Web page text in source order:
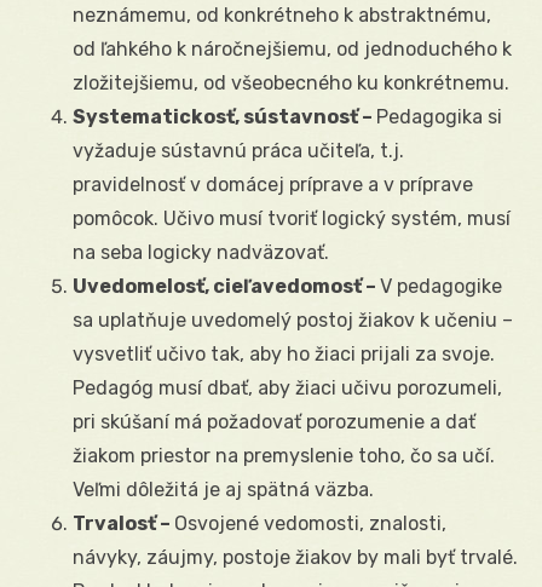
neznámemu, od konkrétneho k abstraktnému,
od ľahkého k náročnejšiemu, od jednoduchého k
zložitejšiemu, od všeobecného ku konkrétnemu.
Systematickosť, sústavnosť – Pedagogika si
vyžaduje sústavnú práca učiteľa, t.j.
pravidelnosť v domácej príprave a v príprave
pomôcok. Učivo musí tvoriť logický systém, musí
na seba logicky nadväzovať.
Uvedomelosť, cieľavedomosť – V pedagogike
sa uplatňuje uvedomelý postoj žiakov k učeniu –
vysvetliť učivo tak, aby ho žiaci prijali za svoje.
Pedagóg musí dbať, aby žiaci učivu porozumeli,
pri skúšaní má požadovať porozumenie a dať
žiakom priestor na premyslenie toho, čo sa učí.
Veľmi dôležitá je aj spätná väzba.
Trvalosť – Osvojené vedomosti, znalosti,
návyky, záujmy, postoje žiakov by mali byť trvalé.